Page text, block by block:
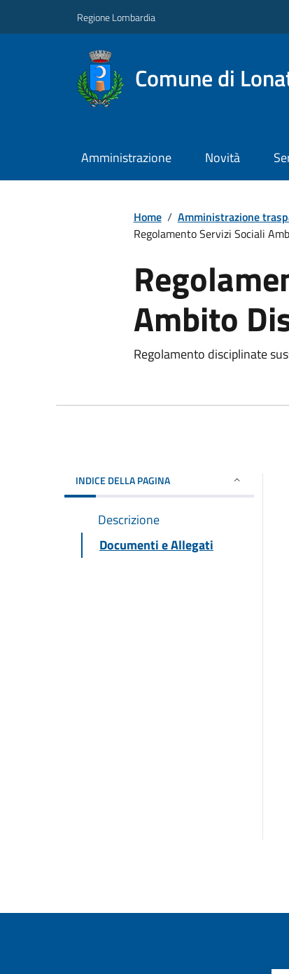
Regione Lombardia
Comune di
Amministrazione Novità
Home / Amministrazione
Regolamento Servizi Sociali
Ambito
Regolamento disciplinate
INDICE DELLA PAGINA
Descrizione
Documenti e Allegati